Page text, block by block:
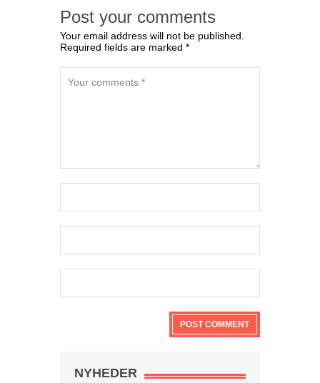
Post your comments
Your email address will not be published.
Required fields are marked *
NYHEDER